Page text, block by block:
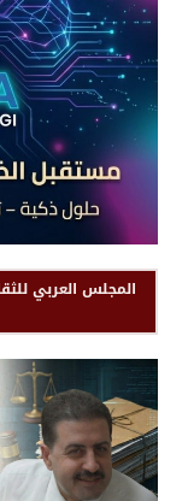
المجلس العربي